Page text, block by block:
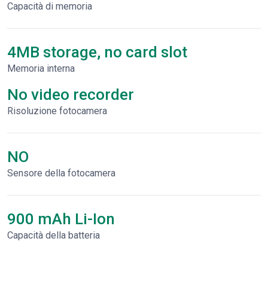
Capacità di memoria
4MB storage, no card slot
Memoria interna
No video recorder
Risoluzione fotocamera
NO
Sensore della fotocamera
900 mAh Li-Ion
Capacità della batteria